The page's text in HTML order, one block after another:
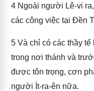
4 Ngoài người Lê-vi
các công việc tại Đền
5 Và chỉ có các thầy
trong nơi thánh và
được tôn trọng, cơn
người Ít-ra-ên nữa.